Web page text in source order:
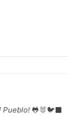
Pueblo! 🐸🐰🐦‍⬛